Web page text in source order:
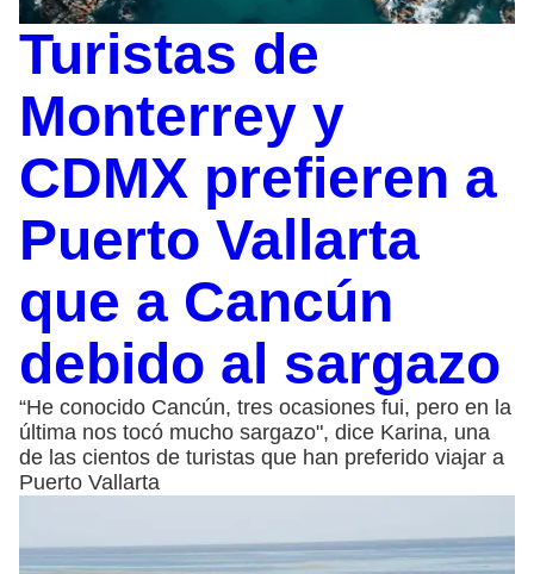
Turistas de
Monterrey y
CDMX prefieren a
Puerto Vallarta
que a Cancún
debido al sargazo
“He conocido Cancún, tres ocasiones fui, pero en la
última nos tocó mucho sargazo", dice Karina, una
de las cientos de turistas que han preferido viajar a
Puerto Vallarta